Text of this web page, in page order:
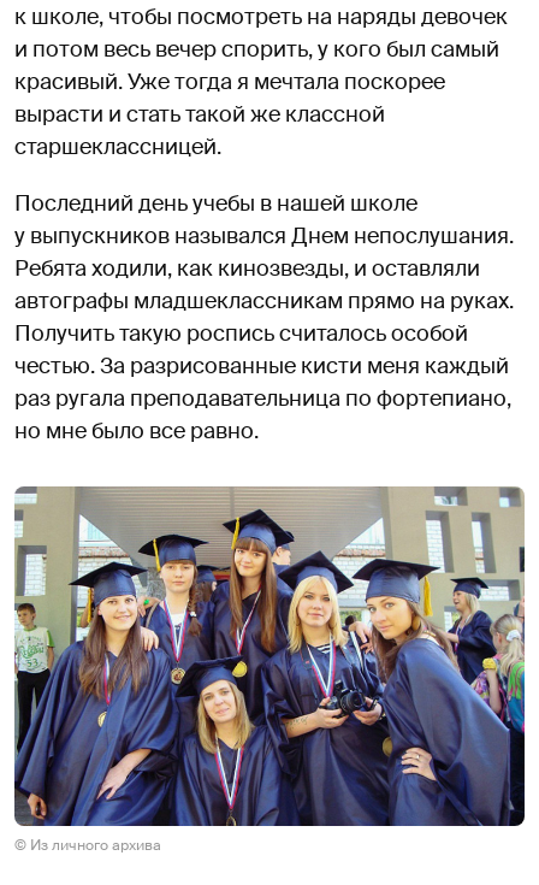
к школе, чтобы посмотреть на наряды девочек
и потом весь вечер спорить, у кого был самый
красивый. Уже тогда я мечтала поскорее
вырасти и стать такой же классной
старшеклассницей.
Последний день учебы в нашей школе
у выпускников назывался Днем непослушания.
Ребята ходили, как кинозвезды, и оставляли
автографы младшеклассникам прямо на руках.
Получить такую роспись считалось особой
честью. За разрисованные кисти меня каждый
раз ругала преподавательница по фортепиано,
но мне было все равно.
© Из личного архива